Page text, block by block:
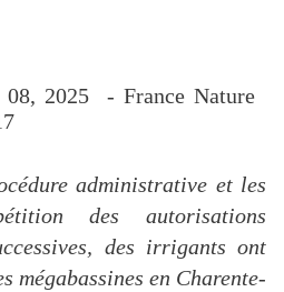
2025 - France Nature
administrative et les
des autorisations
des irrigants ont
mégabassines en Charente-